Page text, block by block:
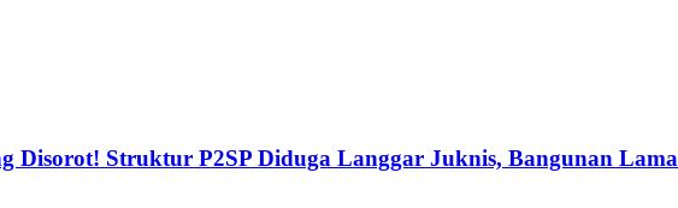
Disorot! Struktur P2SP Diduga Langgar Juknis, Bangunan